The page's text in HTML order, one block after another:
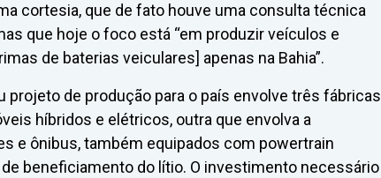
cortesia, que de fato houve uma consulta técnica
que hoje o foco está “em produzir veículos e
de baterias veiculares] apenas na Bahia”.
projeto de produção para o país envolve três fábricas
híbridos e elétricos, outra que envolva a
e ônibus, também equipados com powertrain
beneficiamento do lítio. O investimento necessário